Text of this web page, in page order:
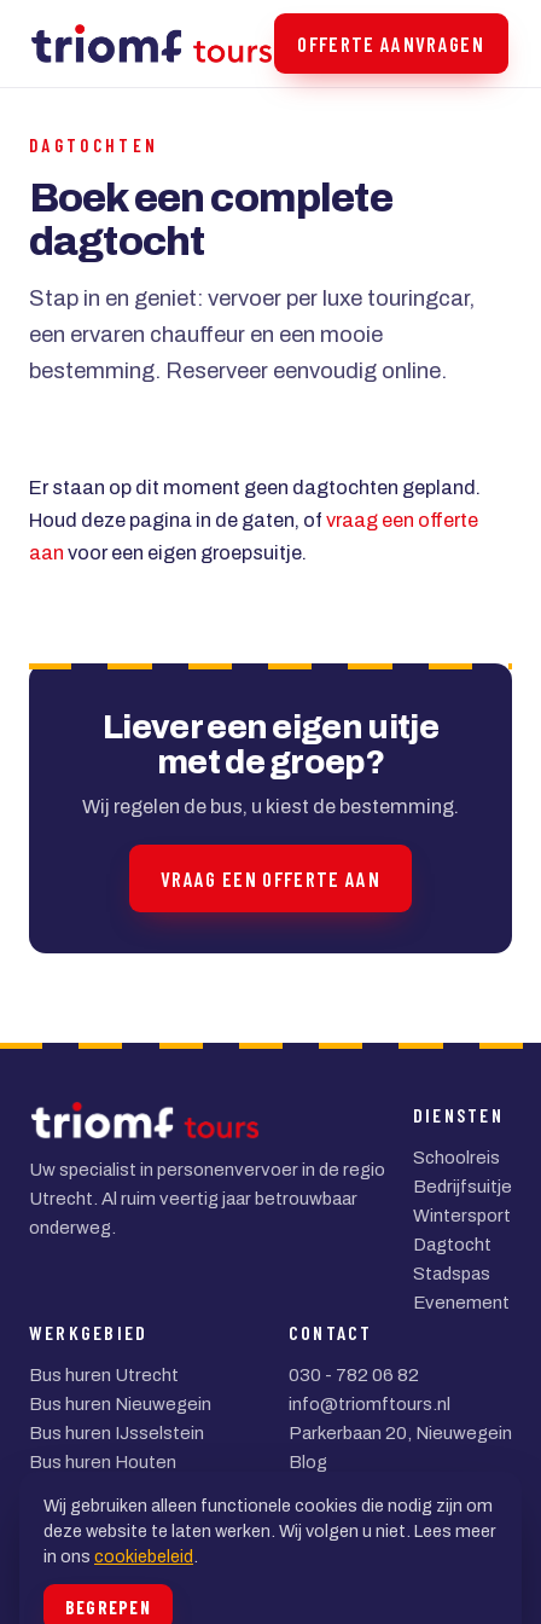
OFFERTE AANVRAGEN
DAGTOCHTEN
Boek een complete
dagtocht
Stap in en geniet: vervoer per luxe touringcar,
een ervaren chauffeur en een mooie
bestemming. Reserveer eenvoudig online.
Er staan op dit moment geen dagtochten gepland.
Houd deze pagina in de gaten, of vraag een offerte
aan voor een eigen groepsuitje.
Liever een eigen uitje
met de groep?
Wij regelen de bus, u kiest de bestemming.
VRAAG EEN OFFERTE AAN
Uw specialist in personenvervoer in de regio
Utrecht. Al ruim veertig jaar betrouwbaar
onderweg.
DIENSTEN
Schoolreis
Bedrijfsuitje
Wintersport
Dagtocht
Stadspas
Evenement
WERKGEBIED
Bus huren Utrecht
Bus huren Nieuwegein
Bus huren IJsselstein
Bus huren Houten
Bus huren Woerden
CONTACT
030 - 782 06 82
info@triomftours.nl
Parkerbaan 20, Nieuwegein
Blog
© 2026 Triomf Tours BV
Wij gebruiken alleen functionele cookies die nodig zijn om
deze website te laten werken. Wij volgen u niet. Lees meer
in ons cookiebeleid
BEGREPEN